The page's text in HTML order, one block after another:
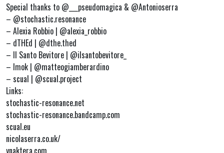
Special thanks to @___pseudomagica & @Antonioserra
– @stochastic.resonance
– Alexia Robbio | @alexia_robbio
– dTHEd | @dthe.thed
– Il Santo Bevitore | @ilsantobevitore_
– Imok | @matteogiamberardino
– scual | @scual.project
Links:
stochastic-resonance.net
stochastic-resonance.bandcamp.com
scual.eu
nicolaserra.co.uk/
ynaktera.com